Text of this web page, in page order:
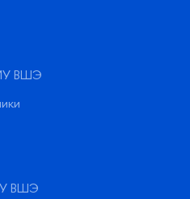
ВШЭ
ВШЭ